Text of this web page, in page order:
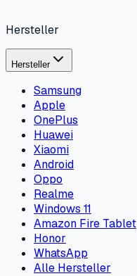
Hersteller
Hersteller
Samsung
Apple
OnePlus
Huawei
Xiaomi
Android
Oppo
Realme
Windows 11
Amazon Fire Tablet
Honor
WhatsApp
Alle Hersteller